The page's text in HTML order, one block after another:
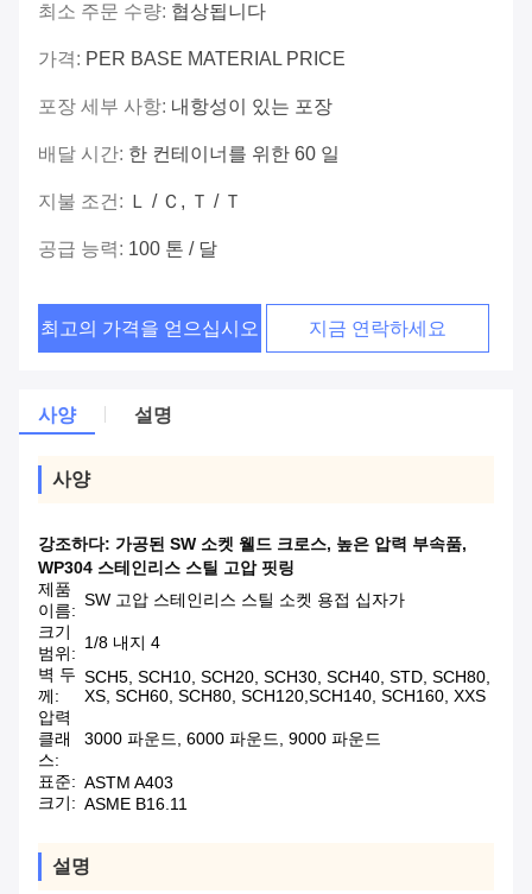
최소 주문 수량: 협상됩니다
가격: PER BASE MATERIAL PRICE
포장 세부 사항: 내항성이 있는 포장
배달 시간: 한 컨테이너를 위한 60 일
지불 조건: Ｌ / Ｃ, Ｔ / Ｔ
공급 능력: 100 톤 / 달
최고의 가격을 얻으십시오 지금 연락하세요
사양 설명
사양
강조하다: 가공된 SW 소켓 웰드 크로스, 높은 압력 부속품,
WP304 스테인리스 스틸 고압 핏링
제품
이름:
SW 고압 스테인리스 스틸 소켓 용접 십자가
크기
범위:
1/8 내지 4
벽 두
께:
SCH5, SCH10, SCH20, SCH30, SCH40, STD, SCH80,
XS, SCH60, SCH80, SCH120,SCH140, SCH160, XXS
압력
클래
스:
3000 파운드, 6000 파운드, 9000 파운드
표준: ASTM A403
크기: ASME B16.11
설명